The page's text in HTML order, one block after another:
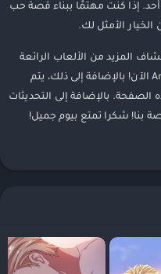
إذا كنت مهتمًا ببناء قصة حب
المزيد من الألعاب الرائعة
وتنزيل الألعاب والتطبيقات لنظام Android الآن! بالإضافة إلى ذلك، يتم
بالإضافة إلى التحديثات
بنا! شكرا تمتع بيوم جميل!